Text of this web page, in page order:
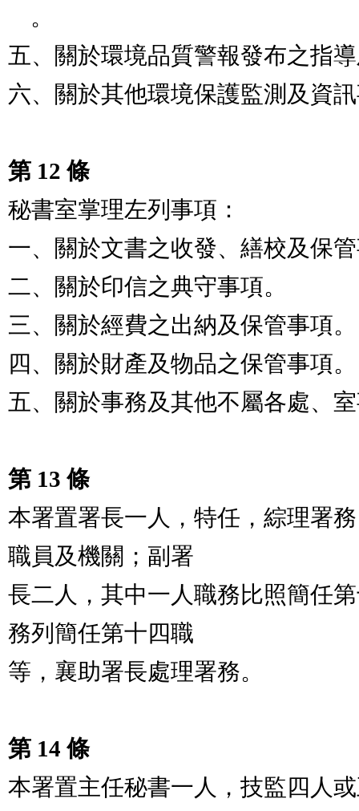
五、關於環境品質警報發布之指
六、關於其他環境保護監測及資
第 12 條
秘書室掌理左列事項：
一、關於文書之收發、繕校及保
二、關於印信之典守事項。
三、關於經費之出納及保管事項。
四、關於財產及物品之保管事項。
五、關於事務及其他不屬各處、
第 13 條
本署置署長一人，特任，綜理署
職員及機關；副署
長二人，其中一人職務比照簡任
務列簡任第十四職
等，襄助署長處理署務。
第 14 條
本署置主任秘書一人，技監四人